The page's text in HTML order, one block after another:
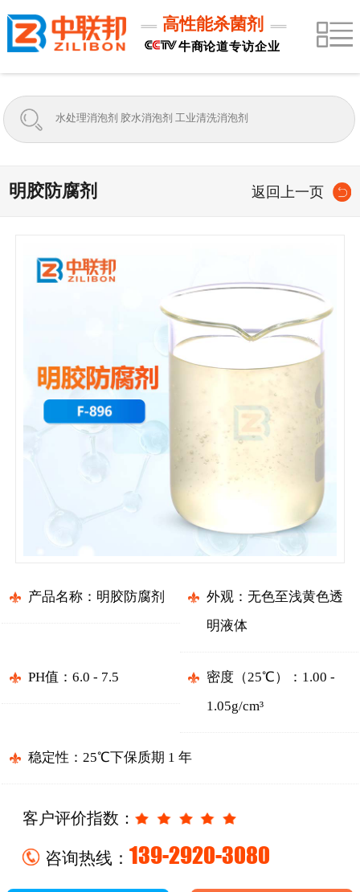
高性能杀菌剂
牛商论道专访企业
明胶防腐剂 返回上一页
产品名称：明胶防腐剂
外观：无色至浅黄色透
明液体
PH值：6.0 - 7.5
密度（25℃）：1.00 -
1.05g/cm³
稳定性：25℃下保质期 1 年
客户评价指数：
咨询热线： 139-2920-3080